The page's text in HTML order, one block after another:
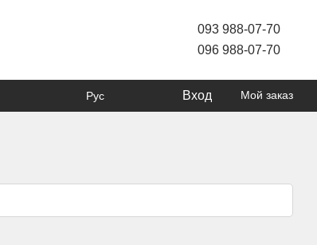
093 988-07-70
096 988-07-70
Рус Вход Мой заказ